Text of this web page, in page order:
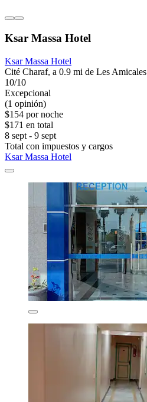
Ksar Massa Hotel
Ksar Massa Hotel
Cité Charaf, a 0.9 mi de Les Amicales
10/10
Excepcional
(1 opinión)
$154 por noche
$171 en total
8 sept - 9 sept
Total con impuestos y cargos
Ksar Massa Hotel